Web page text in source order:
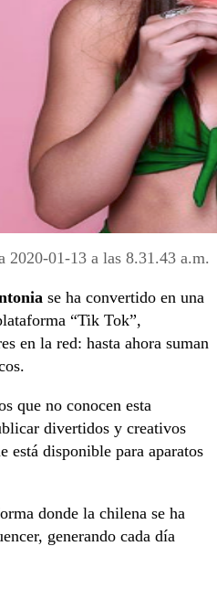
2020-01-13 a las 8.31.43 a.m.
se ha convertido en una
“Tik Tok”,
en la red: hasta ahora suman
que no conocen esta
divertidos y creativos
está disponible para aparatos
donde la chilena se ha
generando cada día